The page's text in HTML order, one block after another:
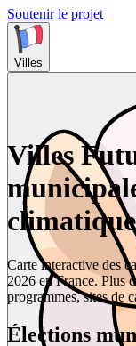
Soutenir le projet
Villes
Villes
Carte interactive des
2026 en France. Plus
programmes, sites de
Élections